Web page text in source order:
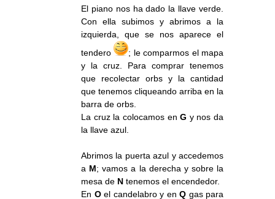
El piano nos ha dado la llave verde.
Con ella subimos y abrimos a la
izquierda, que se nos aparece el
tendero
; le comparmos el mapa
y la cruz. Para comprar tenemos
que recolectar orbs y la cantidad
que tenemos cliqueando arriba en la
barra de orbs.
La cruz la colocamos enG y nos da
la llave azul.
Abrimos la puerta azul y accedemos
a M; vamos a la derecha y sobre la
mesa de N tenemos el encendedor.
En Oel candelabro y en Q gas para